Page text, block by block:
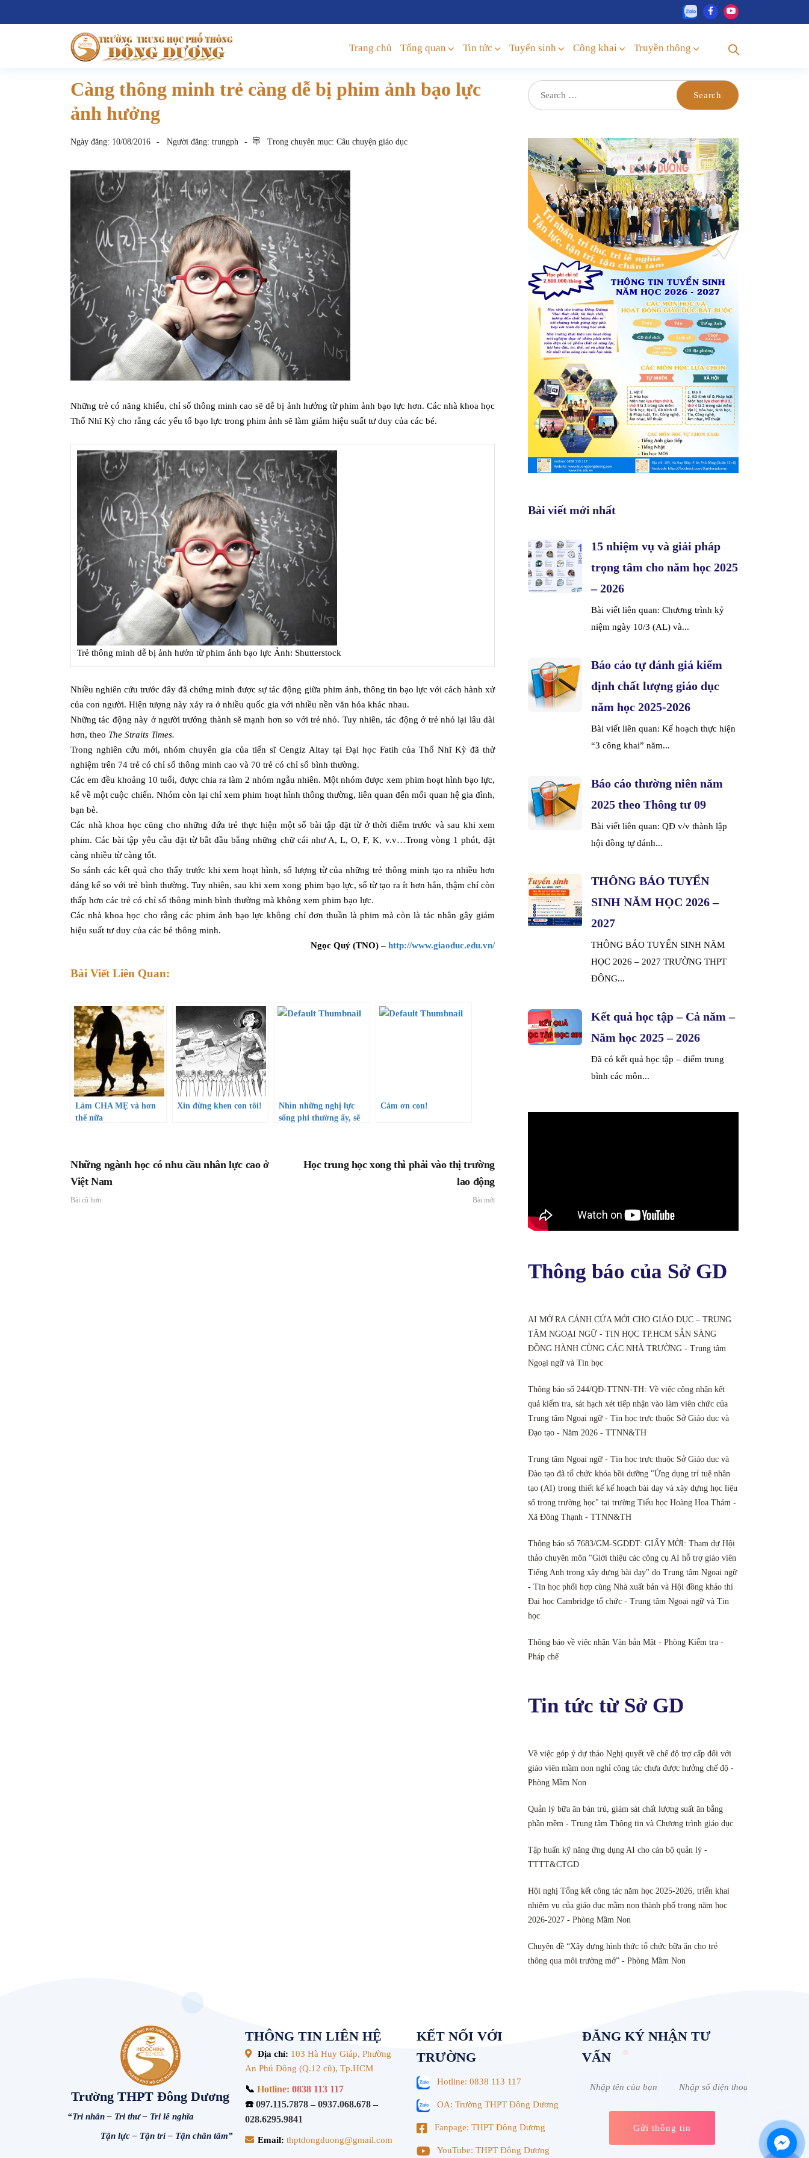
Trang chủ Tổng quan Tin tức Tuyển sinh Công khai Truyền thông
Càng thông minh trẻ càng dễ bị phim ảnh bạo lực
ảnh hưởng
Ngày đăng: 10/08/2016 Người đăng: trungph Trong chuyên mục: Câu chuyện giáo dục
Những trẻ có năng khiếu, chỉ số thông minh cao sẽ dễ bị ảnh hưởng từ phim ảnh bạo lực hơn. Các nhà khoa học
Thổ Nhĩ Kỳ cho rằng các yếu tố bạo lực trong phim ảnh sẽ làm giảm hiệu suất tư duy của các bé.
Trẻ thông minh dễ bị ảnh hưởn từ phim ảnh bạo lực Ảnh: Shutterstock
Nhiều nghiên cứu trước đây đã chứng minh được sự tác động giữa phim ảnh, thông tin bạo lực với cách hành xử
của con người. Hiện tượng này xảy ra ở nhiều quốc gia với nhiều nền văn hóa khác nhau.
Những tác động này ở người trưởng thành sẽ mạnh hơn so với trẻ nhỏ. Tuy nhiên, tác động ở trẻ nhỏ lại lâu dài
hơn, theo The Straits Times.
Trong nghiên cứu mới, nhóm chuyên gia của tiến sĩ Cengiz Altay tại Đại học Fatih của Thổ Nhĩ Kỳ đã thử
nghiệm trên 74 trẻ có chỉ số thông minh cao và 70 trẻ có chỉ số bình thường.
Các em đều khoảng 10 tuổi, được chia ra làm 2 nhóm ngẫu nhiên. Một nhóm được xem phim hoạt hình bạo lực,
kể về một cuộc chiến. Nhóm còn lại chỉ xem phim hoạt hình thông thường, liên quan đến mối quan hệ gia đình,
bạn bè.
Các nhà khoa học cũng cho những đứa trẻ thực hiện một số bài tập đặt từ ở thời điểm trước và sau khi xem
phim. Các bài tập yêu cầu đặt từ bắt đầu bằng những chữ cái như A, L, O, F, K, v.v…Trong vòng 1 phút, đặt
càng nhiều từ càng tốt.
So sánh các kết quả cho thấy trước khi xem hoạt hình, số lượng từ của những trẻ thông minh tạo ra nhiều hơn
đáng kể so với trẻ bình thường. Tuy nhiên, sau khi xem xong phim bạo lực, số từ tạo ra ít hơn hẳn, thậm chí còn
thấp hơn các trẻ có chỉ số thông minh bình thường mà không xem phim bạo lực.
Các nhà khoa học cho rằng các phim ảnh bạo lực không chỉ đơn thuần là phim mà còn là tác nhân gây giảm
hiệu suất tư duy của các bé thông minh.
Ngọc Quý (TNO) – http://www.giaoduc.edu.vn/
Bài Viết Liên Quan:
Làm CHA MẸ và hơn
thế nữa
Xin đừng khen con tôi!
Nhìn những nghị lực
sống phi thường ấy, sẽ
Cảm ơn con!
Những ngành học có nhu cầu nhân lực cao ở
Việt Nam
Bài cũ hơn
Học trung học xong thì phải vào thị trường
lao động
Bài mới
Bài viết mới nhất
15 nhiệm vụ và giải pháp
trọng tâm cho năm học 2025
– 2026
Bài viết liên quan: Chương trình kỷ
niệm ngày 10/3 (AL) và...
Báo cáo tự đánh giá kiểm
định chất lượng giáo dục
năm học 2025-2026
Bài viết liên quan: Kế hoạch thực hiện
“3 công khai” năm...
Báo cáo thường niên năm
2025 theo Thông tư 09
Bài viết liên quan: QĐ v/v thành lập
hội đồng tự đánh...
THÔNG BÁO TUYỂN
SINH NĂM HỌC 2026 –
2027
THÔNG BÁO TUYỂN SINH NĂM
HỌC 2026 – 2027 TRƯỜNG THPT
ĐÔNG...
Kết quả học tập – Cả năm –
Năm học 2025 – 2026
Đã có kết quả học tập – điểm trung
bình các môn...
Thông báo của Sở GD
AI MỞ RA CÁNH CỬA MỚI CHO GIÁO DỤC – TRUNG
TÂM NGOẠI NGỮ - TIN HỌC TP.HCM SẴN SÀNG
ĐỒNG HÀNH CÙNG CÁC NHÀ TRƯỜNG - Trung tâm
Ngoại ngữ và Tin học
Thông báo số 244/QĐ-TTNN-TH: Về việc công nhận kết
quả kiểm tra, sát hạch xét tiếp nhận vào làm viên chức của
Trung tâm Ngoại ngữ - Tin học trực thuộc Sở Giáo dục và
Đạo tạo - Năm 2026 - TTNN&TH
Trung tâm Ngoại ngữ - Tin học trực thuộc Sở Giáo dục và
Đào tạo đã tổ chức khóa bồi dưỡng "Ứng dụng trí tuệ nhân
tạo (AI) trong thiết kế kế hoạch bài dạy và xây dựng học liệu
số trong trường học" tại trường Tiểu học Hoàng Hoa Thám -
Xã Đông Thạnh - TTNN&TH
Thông báo số 7683/GM-SGDĐT: GIẤY MỜI: Tham dự Hội
thảo chuyên môn "Giới thiệu các công cụ AI hỗ trợ giáo viên
Tiếng Anh trong xây dựng bài dạy" do Trung tâm Ngoại ngữ
- Tin học phối hợp cùng Nhà xuất bản và Hội đồng khảo thí
Đại học Cambridge tổ chức - Trung tâm Ngoại ngữ và Tin
học
Thông báo về việc nhận Văn bản Mật - Phòng Kiểm tra -
Pháp chế
Tin tức từ Sở GD
Về việc góp ý dự thảo Nghị quyết về chế độ trợ cấp đối với
giáo viên mầm non nghỉ công tác chưa được hưởng chế độ -
Phòng Mầm Non
Quản lý bữa ăn bán trú, giám sát chất lượng suất ăn bằng
phần mềm - Trung tâm Thông tin và Chương trình giáo dục
Tập huấn kỹ năng ứng dụng AI cho cán bộ quản lý -
TTTT&CTGD
Hội nghị Tổng kết công tác năm học 2025-2026, triển khai
nhiệm vụ của giáo dục mầm non thành phố trong năm học
2026-2027 - Phòng Mầm Non
Chuyên đề “Xây dựng hình thức tổ chức bữa ăn cho trẻ
thông qua môi trường mở” - Phòng Mầm Non
Trường THPT Đông Dương
“Tri nhân – Tri thư – Tri lễ nghĩa
Tận lực – Tận trí – Tận chân tâm”
THÔNG TIN LIÊN HỆ
Địa chỉ: 103 Hà Huy Giáp, Phường
An Phú Đông (Q.12 cũ), Tp.HCM
📞 Hotline: 0838 113 117
☎️ 097.115.7878–0937.068.678–
028.6295.9841
Email: thptdongduong@gmail.com
KẾT NỐI VỚI
TRƯỜNG
Hotline: 0838 113 117
OA: Trường THPT Đông Dương
Fanpage: THPT Đông Dương
YouTube: THPT Đông Dương
ĐĂNG KÝ NHẬN TƯ
VẤN